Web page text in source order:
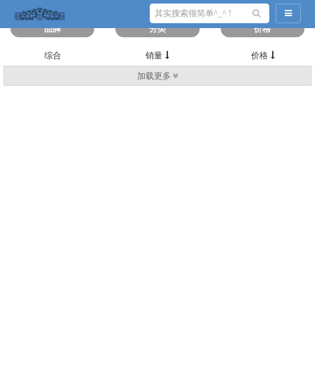
导航切
筛选出 0 条数据
品牌
分类 价格
综合 销量 价格
加载更多